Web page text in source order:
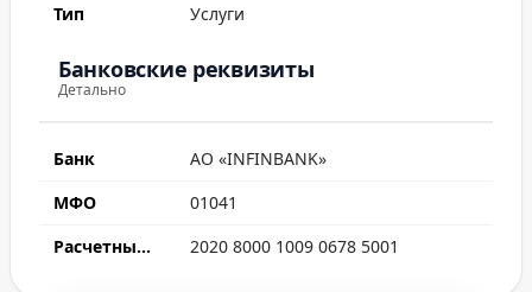
Тип
Услуги
Банковские реквизиты
Детально
Банк
АО «INFINBANK»
МФО
01041
Расчетный счет
2020 8000 1009 0678 5001